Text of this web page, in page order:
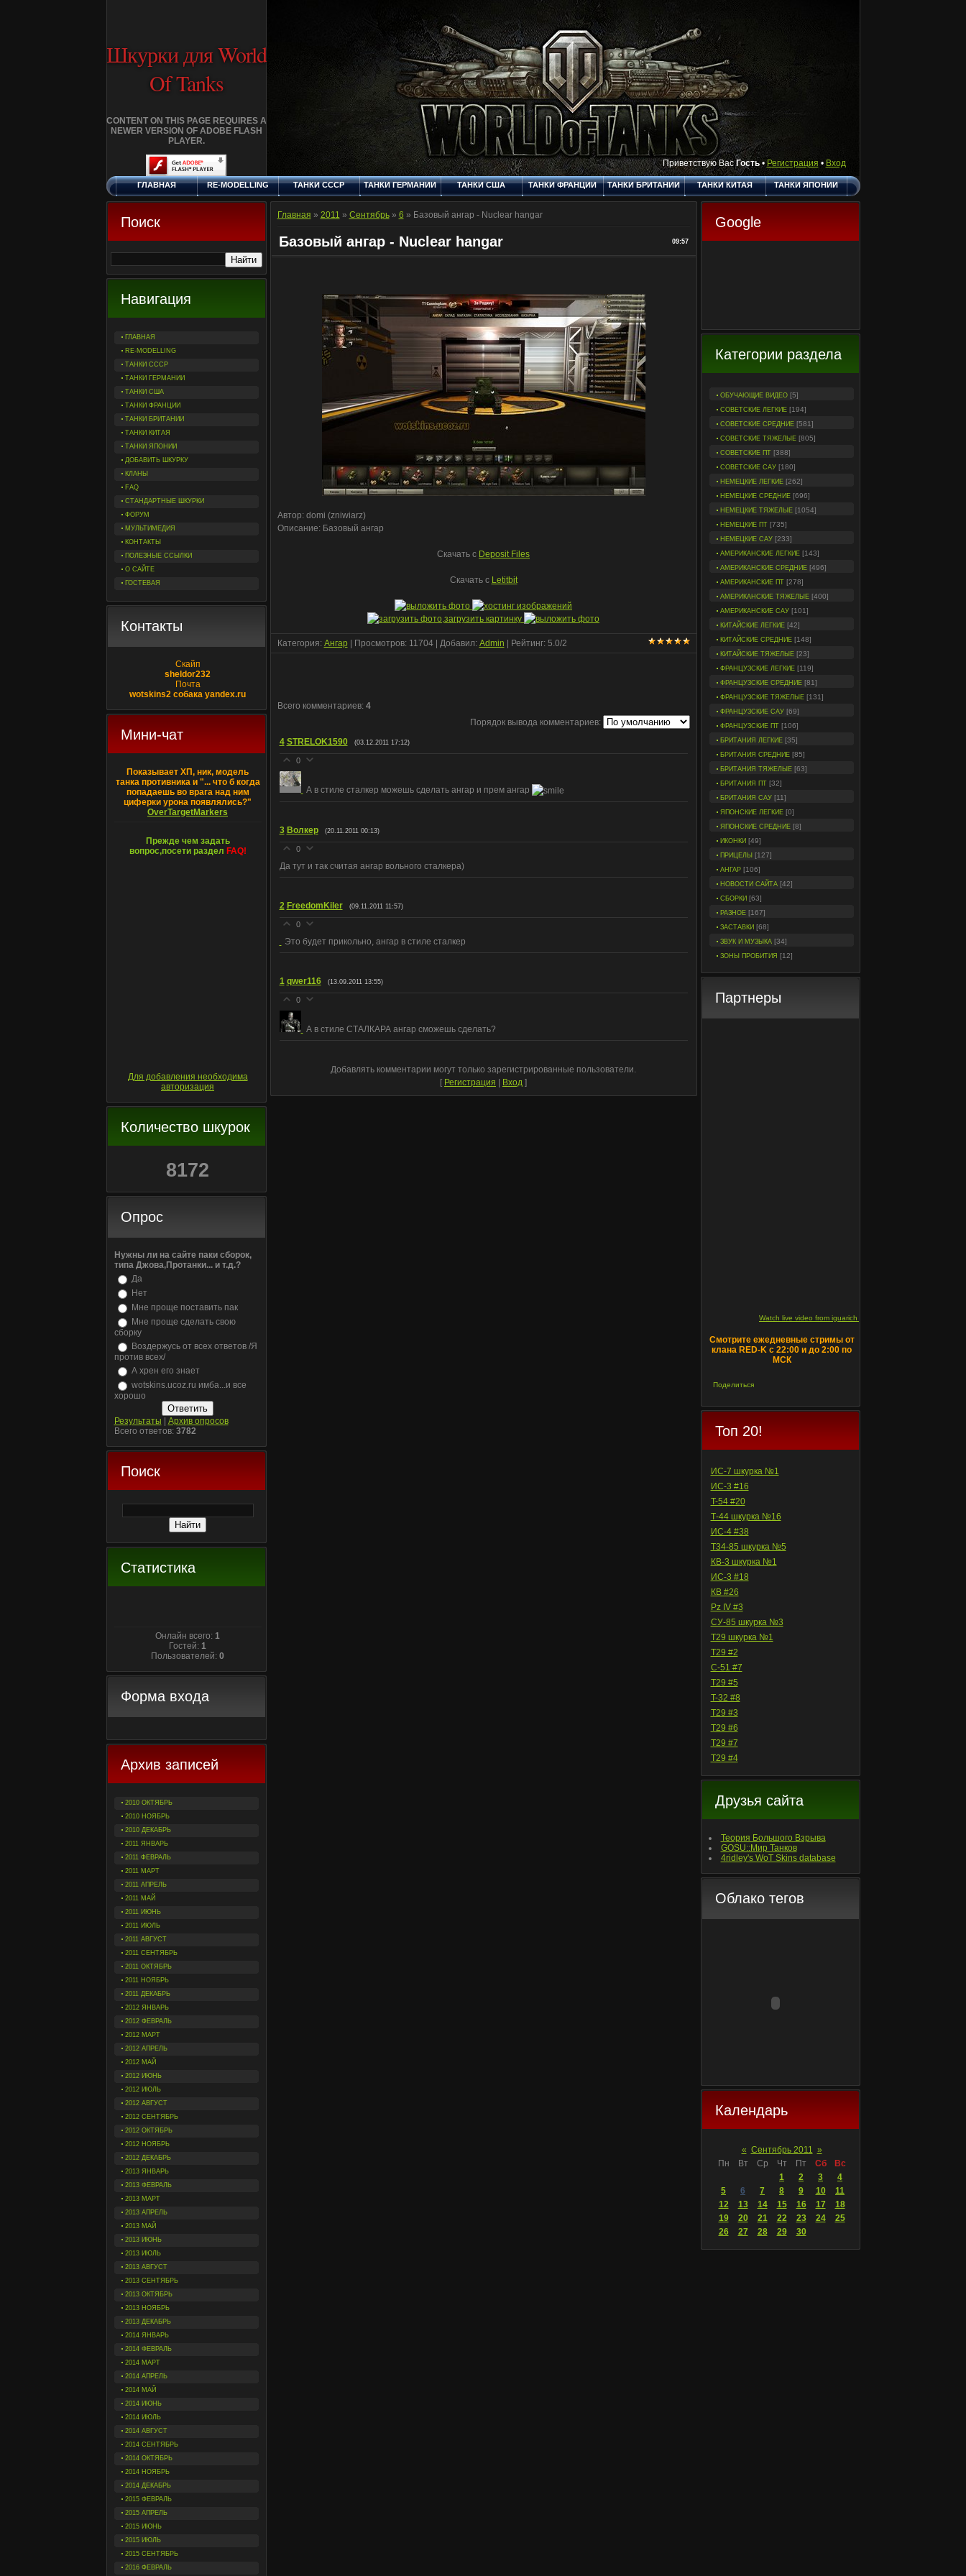
Шкурки для World
Of Tanks
CONTENT ON THIS PAGE REQUIRES A
NEWER VERSION OF ADOBE FLASH
PLAYER.
СУББОТА, 8.8.2026
Приветствую Вас Гость•Регистрация • Вход
ГЛАВНАЯ RE-MODELLING ТАНКИ СССР ТАНКИ ГЕРМАНИИ ТАНКИ США ТАНКИ ФРАНЦИИ ТАНКИ БРИТАНИИ ТАНКИ КИТАЯ ТАНКИ ЯПОНИИ
ДОБАВИТЬ
КЛАНЫ FAQ
СТАНДАРТНЫЕ
ШКУРКИ
ФОРУМ МУЛЬТИМЕДИЯ КОНТАКТЫ
ПОЛЕЗНЫЕ
О САЙТЕ
Поиск
Навигация
ГЛАВНАЯ
RE-MODELLING
ТАНКИ СССР
ТАНКИ ГЕРМАНИИ
ТАНКИ США
ТАНКИ ФРАНЦИИ
ТАНКИ БРИТАНИИ
ТАНКИ КИТАЯ
ТАНКИ ЯПОНИИ
ДОБАВИТЬ ШКУРКУ
КЛАНЫ
FAQ
СТАНДАРТНЫЕ ШКУРКИ
ФОРУМ
МУЛЬТИМЕДИЯ
КОНТАКТЫ
ПОЛЕЗНЫЕ ССЫЛКИ
О САЙТЕ
ГОСТЕВАЯ
Контакты
Скайп
sheldor232
Почта
wotskins2 собака yandex.ru
Мини-чат
Показывает ХП, ник, модель
танка противника и "... что б когда
попадаешь во врага над ним
циферки урона появлялись?"
OverTargetMarkers
Прежде чем задать
вопрос,посети раздел FAQ!
Для добавления необходима
авторизация
Количество шкурок
8172
Опрос
Нужны ли на сайте паки сборок,
типа Джова,Протанки... и т.д.?
Да
Нет
Мне проще поставить пак
Мне проще сделать свою
сборку
Воздержусь от всех ответов /Я
против всех/
А хрен его знает
wotskins.ucoz.ru имба...и все
хорошо
Результаты
Архив опросов
Всего ответов: 3782
Поиск
Статистика
Онлайн всего: 1
Гостей: 1
Пользователей: 0
Форма входа
Архив записей
2010 ОКТЯБРЬ
2010 НОЯБРЬ
2010 ДЕКАБРЬ
2011 ЯНВАРЬ
2011 ФЕВРАЛЬ
2011 МАРТ
2011 АПРЕЛЬ
2011 МАЙ
2011 ИЮНЬ
2011 ИЮЛЬ
2011 АВГУСТ
2011 СЕНТЯБРЬ
2011 ОКТЯБРЬ
2011 НОЯБРЬ
2011 ДЕКАБРЬ
2012 ЯНВАРЬ
2012 ФЕВРАЛЬ
2012 МАРТ
2012 АПРЕЛЬ
2012 МАЙ
2012 ИЮНЬ
2012 ИЮЛЬ
2012 АВГУСТ
2012 СЕНТЯБРЬ
2012 ОКТЯБРЬ
2012 НОЯБРЬ
2012 ДЕКАБРЬ
2013 ЯНВАРЬ
2013 ФЕВРАЛЬ
2013 МАРТ
2013 АПРЕЛЬ
2013 МАЙ
2013 ИЮНЬ
2013 ИЮЛЬ
2013 АВГУСТ
2013 СЕНТЯБРЬ
2013 ОКТЯБРЬ
2013 НОЯБРЬ
2013 ДЕКАБРЬ
2014 ЯНВАРЬ
2014 ФЕВРАЛЬ
2014 МАРТ
2014 АПРЕЛЬ
2014 МАЙ
2014 ИЮНЬ
2014 ИЮЛЬ
2014 АВГУСТ
2014 СЕНТЯБРЬ
2014 ОКТЯБРЬ
2014 НОЯБРЬ
2014 ДЕКАБРЬ
2015 ФЕВРАЛЬ
2015 АПРЕЛЬ
2015 ИЮНЬ
2015 ИЮЛЬ
2015 СЕНТЯБРЬ
2016 ФЕВРАЛЬ
Google
Категории раздела
ОБУЧАЮЩИЕ ВИДЕО [5]
СОВЕТСКИЕ ЛЕГКИЕ [194]
СОВЕТСКИЕ СРЕДНИЕ [581]
СОВЕТСКИЕ ТЯЖЕЛЫЕ [805]
СОВЕТСКИЕ ПТ [388]
СОВЕТСКИЕ САУ [180]
НЕМЕЦКИЕ ЛЕГКИЕ [262]
НЕМЕЦКИЕ СРЕДНИЕ [696]
НЕМЕЦКИЕ ТЯЖЕЛЫЕ [1054]
НЕМЕЦКИЕ ПТ [735]
НЕМЕЦКИЕ САУ [233]
АМЕРИКАНСКИЕ ЛЕГКИЕ [143]
АМЕРИКАНСКИЕ СРЕДНИЕ [496]
АМЕРИКАНСКИЕ ПТ [278]
АМЕРИКАНСКИЕ ТЯЖЕЛЫЕ [400]
АМЕРИКАНСКИЕ САУ [101]
КИТАЙСКИЕ ЛЕГКИЕ [42]
КИТАЙСКИЕ СРЕДНИЕ [148]
КИТАЙСКИЕ ТЯЖЕЛЫЕ [23]
ФРАНЦУЗСКИЕ ЛЕГКИЕ [119]
ФРАНЦУЗСКИЕ СРЕДНИЕ [81]
ФРАНЦУЗСКИЕ ТЯЖЕЛЫЕ [131]
ФРАНЦУЗСКИЕ САУ [69]
ФРАНЦУЗСКИЕ ПТ [106]
БРИТАНИЯ ЛЕГКИЕ [35]
БРИТАНИЯ СРЕДНИЕ [85]
БРИТАНИЯ ТЯЖЕЛЫЕ [63]
БРИТАНИЯ ПТ [32]
БРИТАНИЯ САУ [11]
ЯПОНСКИЕ ЛЕГКИЕ [0]
ЯПОНСКИЕ СРЕДНИЕ [8]
ИКОНКИ [49]
ПРИЦЕЛЫ [127]
АНГАР [106]
НОВОСТИ САЙТА [42]
СБОРКИ [63]
РАЗНОЕ [167]
ЗАСТАВКИ [68]
ЗВУК И МУЗЫКА [34]
ЗОНЫ ПРОБИТИЯ [12]
Партнеры
Watch live video from iguarich on ru.twitch.tv
Смотрите ежедневные стримы от
клана RED-K с 22:00 и до 2:00 по
МСК
Поделиться
Топ 20!
ИС-7 шкурка №1
ИС-3 #16
T-54 #20
Т-44 шкурка №16
ИС-4 #38
Т34-85 шкурка №5
КВ-3 шкурка №1
ИС-3 #18
КВ #26
Pz IV #3
СУ-85 шкурка №3
T29 шкурка №1
T29 #2
С-51 #7
T29 #5
T-32 #8
T29 #3
T29 #6
T29 #7
T29 #4
Друзья сайта
Теория Большого Взрыва
GOSU::Мир Танков
4ridley's WoT Skins database
Облако тегов
Календарь
« Сентябрь 2011 »
Пн
Вт Ср Чт Пт Сб
Вс
1
2 3
4
5
6 7 8 9 10
11
12
13 14 15 16 17
18
19
20 21 22 23 24
25
26
27 28 29 30
Главная » 2011 » Сентябрь » 6 » Базовый ангар - Nuclear hangar
09:57
Базовый ангар - Nuclear hangar
Автор: domi (zniwiarz)
Описание: Базовый ангар
Скачать c Deposit Files
Скачать с Letitbit
Категория: Ангар| Просмотров: 11704 | Добавил: Admin Рейтинг: 5.0/2
Всего комментариев: 4
Порядок вывода комментариев:
4 STRELOK1590 (03.12.2011 17:12)
0
А в стиле сталкер можешь сделать ангар и прем ангар
3 Волкер (20.11.2011 00:13)
0
Да тут и так считая ангар вольного сталкера)
2 FreedomKiler (09.11.2011 11:57)
0
Это будет прикольно, ангар в стиле сталкер
1 qwer116 (13.09.2011 13:55)
0
А в стиле СТАЛКАРА ангар сможешь сделать?
Добавлять комментарии могут только зарегистрированные пользователи.
[ Регистрация Вход ]